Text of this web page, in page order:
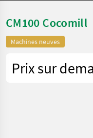
CM100 Cocomill
Machines neuves
Prix sur